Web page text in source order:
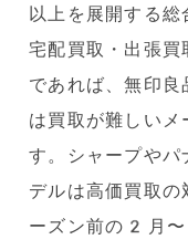
以上を展開する総
宅配買取・出張
であれば、無印
は買取が難しいメ
す。シャープやパ
デルは高価買取
ーズン前の2月